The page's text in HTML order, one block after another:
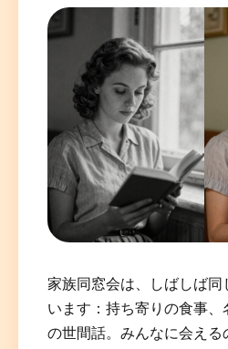
DeutschEnglish
NederlandsPolski
家族同窓会は、しばしば同
います：持ち寄りの食事、
の世間話。みんなに会える